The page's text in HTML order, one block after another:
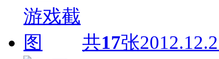
共17张